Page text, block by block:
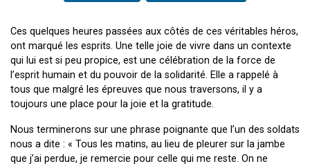
Ces quelques heures passées aux côtés de ces véritables héros,
ont marqué les esprits. Une telle joie de vivre dans un contexte
qui lui est si peu propice, est une célébration de la force de
l’esprit humain et du pouvoir de la solidarité. Elle a rappelé à
tous que malgré les épreuves que nous traversons, il y a
toujours une place pour la joie et la gratitude.
Nous terminerons sur une phrase poignante que l’un des soldats
nous a dite : « Tous les matins, au lieu de pleurer sur la jambe
que j’ai perdue, je remercie pour celle qui me reste. On ne